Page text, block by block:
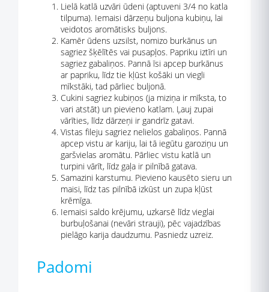
Lielā katlā uzvāri ūdeni (aptuveni 3/4 no katla
tilpuma). Iemaisi dārzeņu buljona kubiņu, lai
veidotos aromātisks buljons.
Kamēr ūdens uzsilst, nomizo burkānus un
sagriez šķēlītēs vai pusapļos. Papriku iztīri un
sagriez gabaliņos. Pannā īsi apcep burkānus
ar papriku, līdz tie kļūst košāki un viegli
mīkstāki, tad pārliec buljonā.
Cukini sagriez kubiņos (ja miziņa ir mīksta, to
vari atstāt) un pievieno katlam. Ļauj zupai
vārīties, līdz dārzeņi ir gandrīz gatavi.
Vistas fileju sagriez nelielos gabaliņos. Pannā
apcep vistu ar kariju, lai tā iegūtu garoziņu un
garšvielas aromātu. Pārliec vistu katlā un
turpini vārīt, līdz gaļa ir pilnībā gatava.
Samazini karstumu. Pievieno kausēto sieru un
maisi, līdz tas pilnībā izkūst un zupa kļūst
krēmīga.
Iemaisi saldo krējumu, uzkarsē līdz vieglai
burbuļošanai (nevāri strauji), pēc vajadzības
pielāgo karija daudzumu. Pasniedz uzreiz.
Padomi